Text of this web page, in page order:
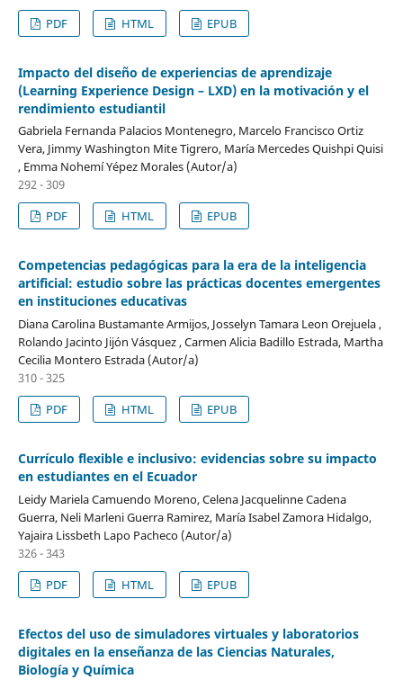
PDF
HTML EPUB
Impacto del diseño de experiencias de aprendizaje
(Learning Experience Design – LXD) en la motivación y el
rendimiento estudiantil
Gabriela Fernanda Palacios Montenegro, Marcelo Francisco Ortiz
Vera, Jimmy Washington Mite Tigrero, María Mercedes Quishpi Quisi
, Emma Nohemí Yépez Morales (Autor/a)
292 - 309
PDF
HTML EPUB
Competencias pedagógicas para la era de la inteligencia
artificial: estudio sobre las prácticas docentes emergentes
en instituciones educativas
Diana Carolina Bustamante Armijos, Josselyn Tamara Leon Orejuela ,
Rolando Jacinto Jijón Vásquez , Carmen Alicia Badillo Estrada, Martha
Cecilia Montero Estrada (Autor/a)
310 - 325
PDF
HTML EPUB
Currículo flexible e inclusivo: evidencias sobre su impacto
en estudiantes en el Ecuador
Leidy Mariela Camuendo Moreno, Celena Jacquelinne Cadena
Guerra, Neli Marleni Guerra Ramirez, María Isabel Zamora Hidalgo,
Yajaira Lissbeth Lapo Pacheco (Autor/a)
326 - 343
PDF
HTML EPUB
Efectos del uso de simuladores virtuales y laboratorios
digitales en la enseñanza de las Ciencias Naturales,
Biología y Química